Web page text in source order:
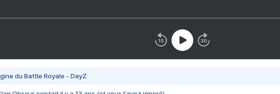
du Battle Royale - DayZ